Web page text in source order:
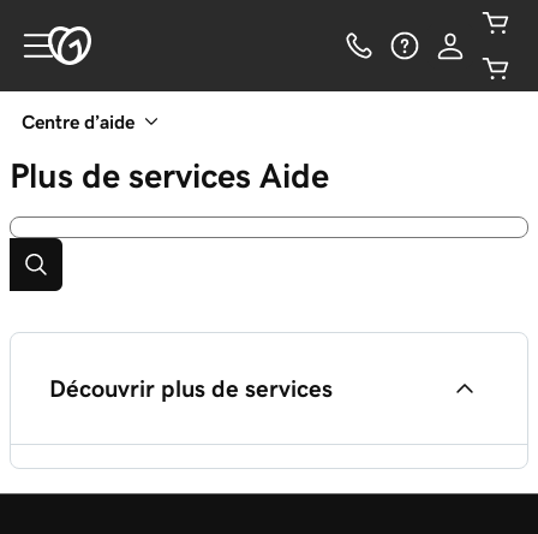
Centre d’aide
Plus de services Aide
Découvrir plus de services